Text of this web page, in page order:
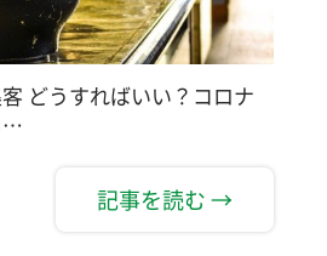
客 どうすればいい？コロナ
…
記事を読む →